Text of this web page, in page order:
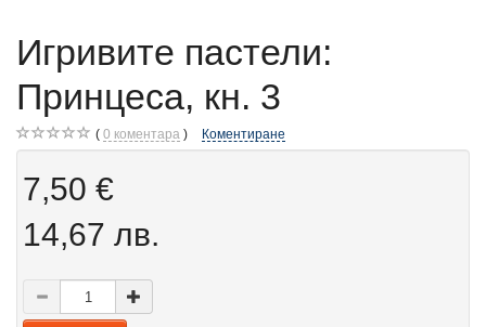
Игривите пастели:
Принцеса, кн. 3
0 коментара Коментиране
7,50 €
14,67 лв.